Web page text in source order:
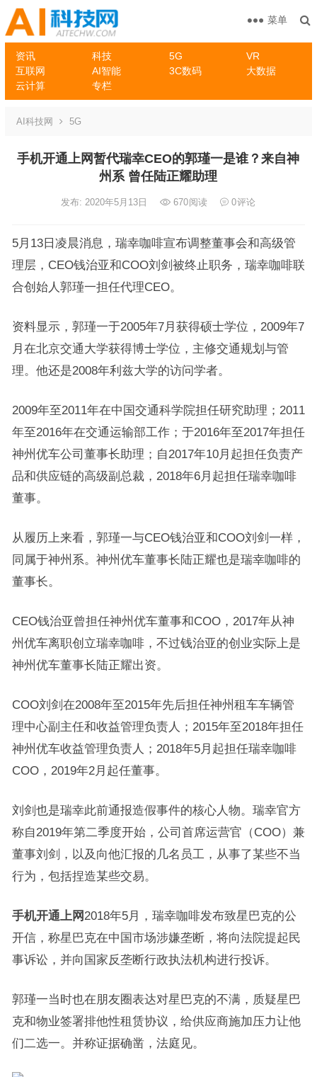
资讯 科技 5G
VR
互联网
AI智能 3C数码
大数据
云计算
专栏
菜单
AI科技网 5G
手机开通上网暂代瑞幸CEO的郭瑾一是谁？来自神
州系 曾任陆正耀助理
发布: 2020年5月13日 670阅读 0评论
5月13日凌晨消息，瑞幸咖啡宣布调整董事会和高级管
理层，CEO钱治亚和COO刘剑被终止职务，瑞幸咖啡联
合创始人郭瑾一担任代理CEO。
资料显示，郭瑾一于2005年7月获得硕士学位，2009年7
月在北京交通大学获得博士学位，主修交通规划与管
理。他还是2008年利兹大学的访问学者。
2009年至2011年在中国交通科学院担任研究助理；2011
年至2016年在交通运输部工作；于2016年至2017年担任
神州优车公司董事长助理；自2017年10月起担任负责产
品和供应链的高级副总裁，2018年6月起担任瑞幸咖啡
董事。
从履历上来看，郭瑾一与CEO钱治亚和COO刘剑一样，
同属于神州系。神州优车董事长陆正耀也是瑞幸咖啡的
董事长。
CEO钱治亚曾担任神州优车董事和COO，2017年从神
州优车离职创立瑞幸咖啡，不过钱治亚的创业实际上是
神州优车董事长陆正耀出资。
COO刘剑在2008年至2015年先后担任神州租车车辆管
理中心副主任和收益管理负责人；2015年至2018年担任
神州优车收益管理负责人；2018年5月起担任瑞幸咖啡
COO，2019年2月起任董事。
刘剑也是瑞幸此前通报造假事件的核心人物。瑞幸官方
称自2019年第二季度开始，公司首席运营官（COO）兼
董事刘剑，以及向他汇报的几名员工，从事了某些不当
行为，包括捏造某些交易。
手机开通上网 2018年5月，瑞幸咖啡发布致星巴克的公
开信，称星巴克在中国市场涉嫌垄断，将向法院提起民
事诉讼，并向国家反垄断行政执法机构进行投诉。
郭瑾一当时也在朋友圈表达对星巴克的不满，质疑星巴
克和物业签署排他性租赁协议，给供应商施加压力让他
们二选一。并称证据确凿，法庭见。